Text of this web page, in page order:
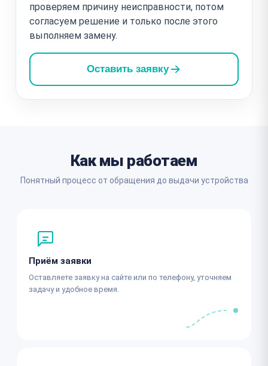
проверяем причину неисправности, потом
согласуем решение и только после этого
выполняем замену.
Оставить заявку
Как мы работаем
Понятный процесс от обращения до выдачи устройства
Приём заявки
Оставляете заявку на сайте или по телефону, уточняем
задачу и удобное время.